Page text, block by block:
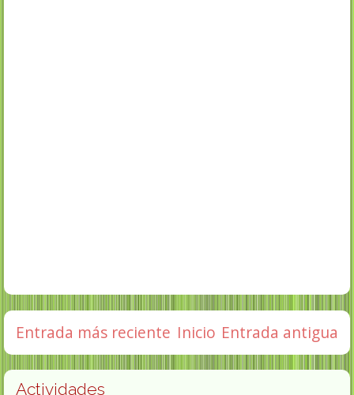
Entrada más reciente Entrada antigua
Inicio
Actividades